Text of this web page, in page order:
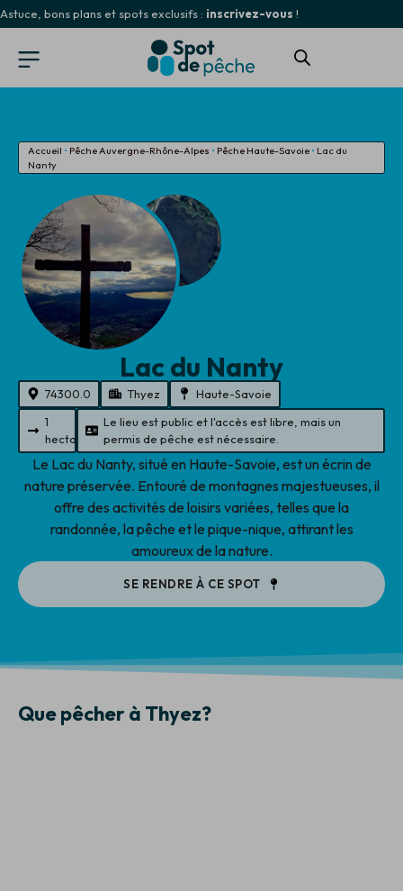
Astuce, bons plans et spots exclusifs : inscrivez-vous !
Accueil • Pêche Auvergne-Rhône-Alpes • Pêche Haute-Savoie • Lac du
Nanty
Lac du Nanty
74300.0 Thyez
Haute-Savoie
1
hectare
Le lieu est public et l'accès est libre, mais un
permis de pêche est nécessaire.
Le Lac du Nanty, situé en Haute-Savoie, est un écrin de
nature préservée. Entouré de montagnes majestueuses, il
offre des activités de loisirs variées, telles que la
randonnée, la pêche et le pique-nique, attirant les
amoureux de la nature.
SE RENDRE À CE SPOT
Que pêcher à Thyez?